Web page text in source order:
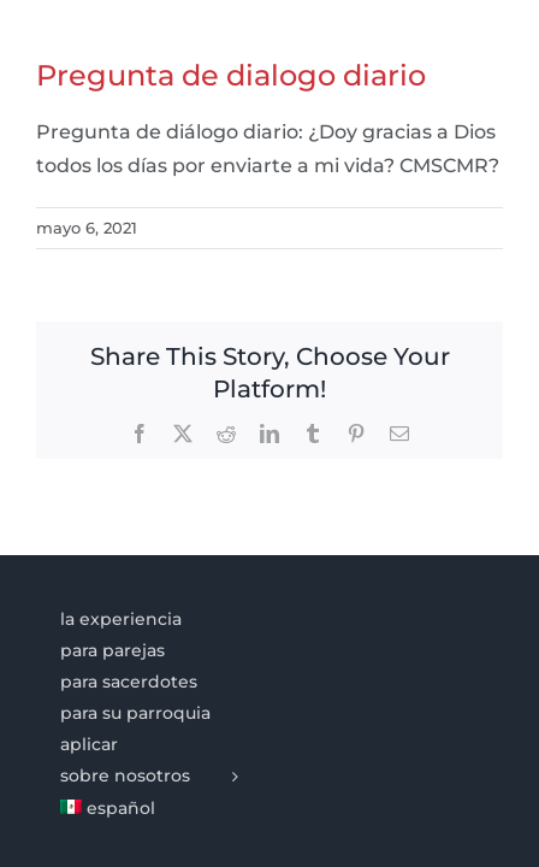
Pregunta de dialogo diario
Pregunta de diálogo diario: ¿Doy gracias a Dios
todos los días por enviarte a mi vida? CMSCMR?
mayo 6, 2021
Share This Story, Choose Your
Platform!
Facebook RedditLinkedInTumblr PinterestEmail
la experiencia
para parejas
para sacerdotes
para su parroquia
aplicar
sobre nosotros
español